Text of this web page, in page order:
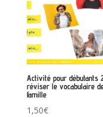
Activité pour débutants
réviser le vocabulaire
famille
1,50€